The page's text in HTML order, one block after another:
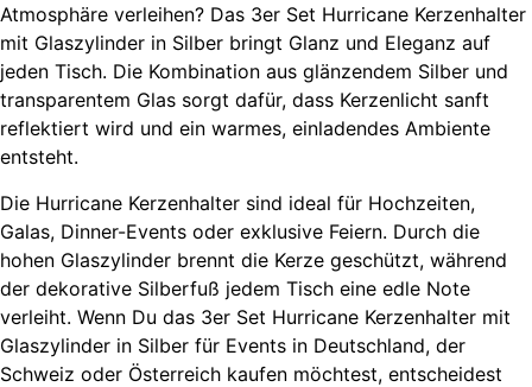
Atmosphäre verleihen? Das 3er Set Hurricane Kerzenhalter
mit Glaszylinder in Silber bringt Glanz und Eleganz auf
jeden Tisch. Die Kombination aus glänzendem Silber und
transparentem Glas sorgt dafür, dass Kerzenlicht sanft
reflektiert wird und ein warmes, einladendes Ambiente
entsteht.
Die Hurricane Kerzenhalter sind ideal für Hochzeiten,
Galas, Dinner-Events oder exklusive Feiern. Durch die
hohen Glaszylinder brennt die Kerze geschützt, während
der dekorative Silberfuß jedem Tisch eine edle Note
verleiht. Wenn Du das 3er Set Hurricane Kerzenhalter mit
Glaszylinder in Silber für Events in Deutschland, der
Schweiz oder Österreich kaufen möchtest, entscheidest